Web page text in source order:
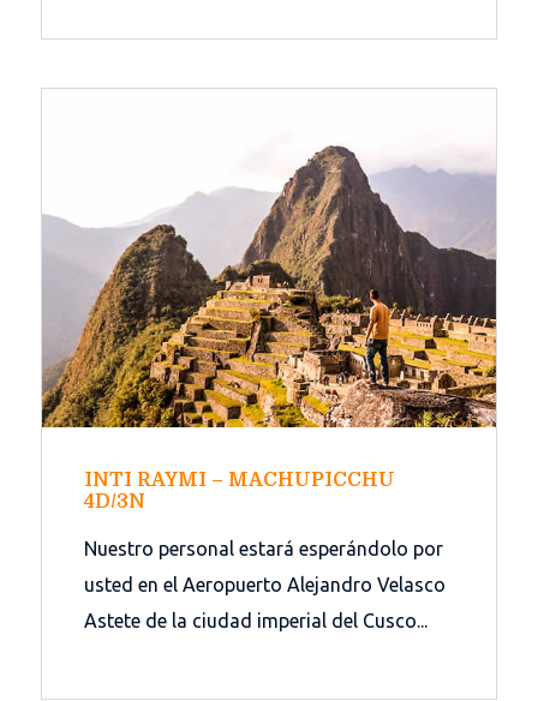
INTI RAYMI – MACHUPICCHU
4D/3N
Nuestro personal estará esperándolo por
usted en el Aeropuerto Alejandro Velasco
Astete de la ciudad imperial del Cusco...